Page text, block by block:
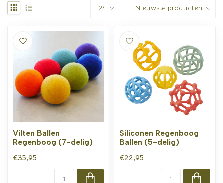
Vilten Ballen
Regenboog (7-delig)
€35,95
Siliconen Regenboog
Ballen (5-delig)
€22,95